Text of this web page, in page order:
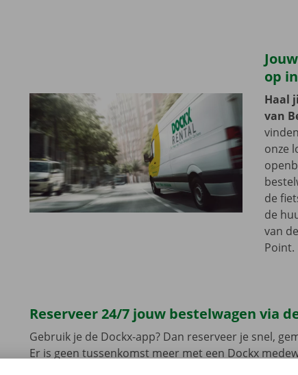
op
Haal
van
onze
de
de
van
Point.
Reserveer 24/7 jouw bestelwagen via
Gebruik je de Dockx-app? Dan reserveer je snel,
Er is geen tussenkomst meer met een Dockx